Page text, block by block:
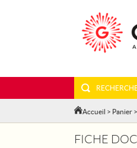
Accueil > Panier
FICHE